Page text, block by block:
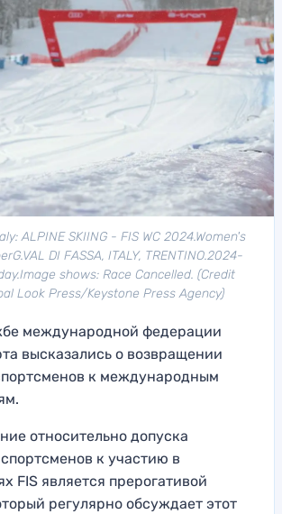
ALPINE SKIING - FIS WC 2024.Women's
DI FASSA, ITALY, TRENTINO.2024-
shows: Race Cancelled. (Credit
Look Press/Keystone Press Agency)
международной федерации
высказались о возвращении
к международным
относительно допуска
к участию в
FIS является прерогативой
регулярно обсуждает этот